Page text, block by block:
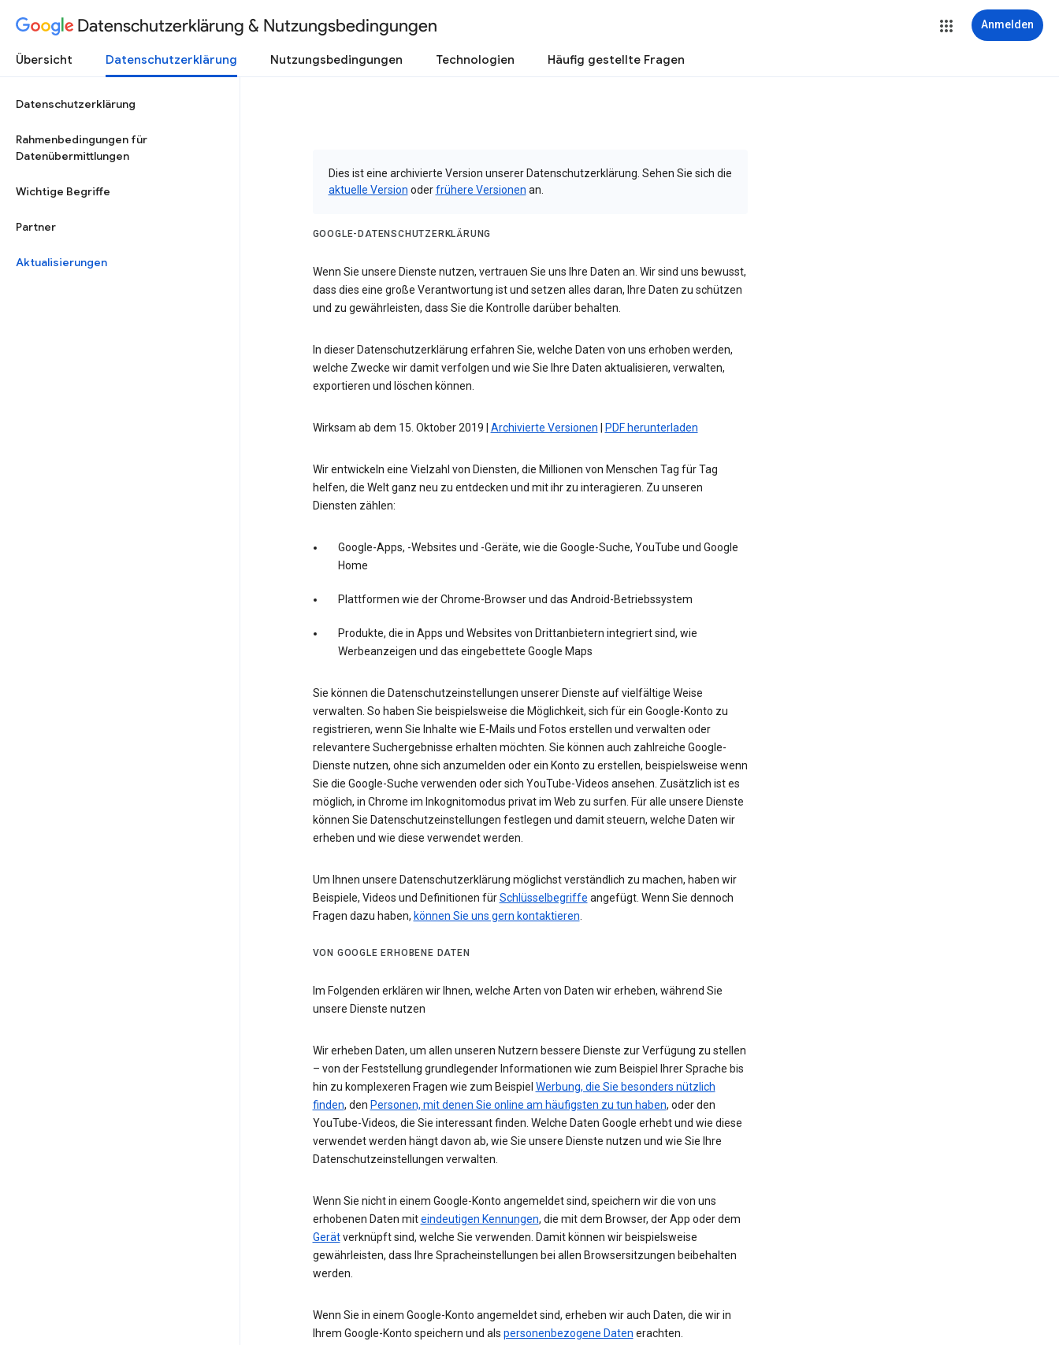
Datenschutzerklärung & Nutzungsbedingungen Anmelden
Übersicht Datenschutzerklärung Nutzungsbedingungen Technologien Häufig gestellte Fragen
Datenschutzerklärung
Rahmenbedingungen für
Datenübermittlungen
Wichtige Begriffe
Partner
Aktualisierungen
Dies ist eine archivierte Version unserer Datenschutzerklärung. Sehen Sie sich die
aktuelle Version oderfrühere Versionen an.
GOOGLE-DATENSCHUTZERKLÄRUNG
Wenn Sie unsere Dienste nutzen, vertrauen Sie uns Ihre Daten an. Wir sind uns bewusst,
dass dies eine große Verantwortung ist und setzen alles daran, Ihre Daten zu schützen
und zu gewährleisten, dass Sie die Kontrolle darüber behalten.
In dieser Datenschutzerklärung erfahren Sie, welche Daten von uns erhoben werden,
welche Zwecke wir damit verfolgen und wie Sie Ihre Daten aktualisieren, verwalten,
exportieren und löschen können.
Wirksam ab dem 15. Oktober 2019 | Archivierte Versionen PDF herunterladen
Wir entwickeln eine Vielzahl von Diensten, die Millionen von Menschen Tag für Tag
helfen, die Welt ganz neu zu entdecken und mit ihr zu interagieren. Zu unseren
Diensten zählen:
Google-Apps, -Websites und -Geräte, wie die Google-Suche, YouTube und Google
Home
Plattformen wie der Chrome-Browser und das Android-Betriebssystem
Produkte, die in Apps und Websites von Drittanbietern integriert sind, wie
Werbeanzeigen und das eingebettete Google Maps
Sie können die Datenschutzeinstellungen unserer Dienste auf vielfältige Weise
verwalten. So haben Sie beispielsweise die Möglichkeit, sich für ein Google-Konto zu
registrieren, wenn Sie Inhalte wie E-Mails und Fotos erstellen und verwalten oder
relevantere Suchergebnisse erhalten möchten. Sie können auch zahlreiche Google-
Dienste nutzen, ohne sich anzumelden oder ein Konto zu erstellen, beispielsweise wenn
Sie die Google-Suche verwenden oder sich YouTube-Videos ansehen. Zusätzlich ist es
möglich, in Chrome im Inkognitomodus privat im Web zu surfen. Für alle unsere Dienste
können Sie Datenschutzeinstellungen festlegen und damit steuern, welche Daten wir
erheben und wie diese verwendet werden.
Um Ihnen unsere Datenschutzerklärung möglichst verständlich zu machen, haben wir
Beispiele, Videos und Definitionen fürSchlüsselbegriffe angefügt. Wenn Sie dennoch
Fragen dazu haben, können Sie uns gern kontaktieren.
VON GOOGLE ERHOBENE DATEN
Im Folgenden erklären wir Ihnen, welche Arten von Daten wir erheben, während Sie
unsere Dienste nutzen
Wir erheben Daten, um allen unseren Nutzern bessere Dienste zur Verfügung zu stellen
– von der Feststellung grundlegender Informationen wie zum Beispiel Ihrer Sprache bis
hin zu komplexeren Fragen wie zum Beispiel Werbung, die Sie besonders nützlich
finden, den Personen, mit denen Sie online am häufigsten zu tun haben, oder den
YouTube-Videos, die Sie interessant finden. Welche Daten Google erhebt und wie diese
verwendet werden hängt davon ab, wie Sie unsere Dienste nutzen und wie Sie Ihre
Datenschutzeinstellungen verwalten.
Wenn Sie nicht in einem Google-Konto angemeldet sind, speichern wir die von uns
erhobenen Daten miteindeutigen Kennungen, die mit dem Browser, der App oder dem
Gerätverknüpft sind, welche Sie verwenden. Damit können wir beispielsweise
gewährleisten, dass Ihre Spracheinstellungen bei allen Browsersitzungen beibehalten
werden.
Wenn Sie in einem Google-Konto angemeldet sind, erheben wir auch Daten, die wir in
Ihrem Google-Konto speichern und als personenbezogene Daten erachten.